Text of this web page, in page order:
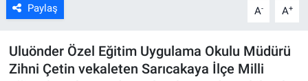
Paylaş A- A+
Uluönder Özel Eğitim Uygulama Okulu Müdürü
Zihni Çetin vekaleten Sarıcakaya İlçe Milli